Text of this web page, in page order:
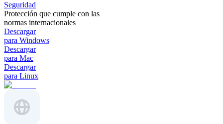
Seguridad
Protección que cumple con las
normas internacionales
Descargar
para Windows
Descargar
para Mac
Descargar
para Linux